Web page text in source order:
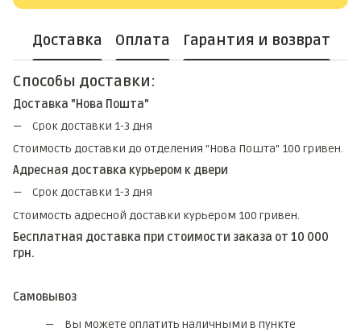
Доставка Оплата Гарантия и возврат
Способы доставки:
Доставка "Нова Пошта"
Срок доставки 1-3 дня
Стоимость доставки до отделения "Нова Пошта" 100 гривен.
Адресная доставка курьером к двери
Срок доставки 1-3 дня
Стоимость адресной доставки курьером 100 гривен.
Бесплатная доставка при стоимости заказа от 10 000
грн.
Самовывоз
Вы можете оплатить наличными в пункте